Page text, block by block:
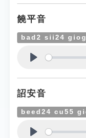
饒平音
bad2 sii24
詔安音
beed24 cu55